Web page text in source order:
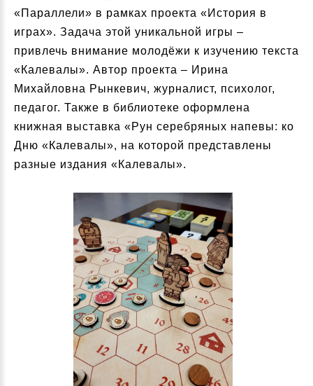
«Параллели» в рамках проекта «История в
играх». Задача этой уникальной игры –
привлечь внимание молодёжи к изучению текста
«Калевалы». Автор проекта – Ирина
Михайловна Рынкевич, журналист, психолог,
педагог. Также в библиотеке оформлена
книжная выставка «Рун серебряных напевы: ко
Дню «Калевалы», на которой представлены
разные издания «Калевалы».